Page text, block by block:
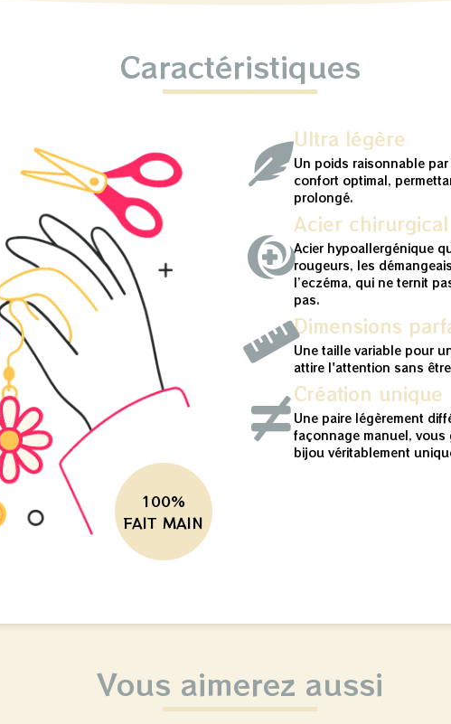
Caractéristiques
100%
FAIT MAIN
Ultra légère
Un poids raisonnable
confort optimal,
prolongé.
Acier chirurgical
Acier hypoallergénique
rougeurs, les
l’eczéma, qui ne ternit
pas.
Dimensions
Une taille variable pour
attire l'attention sans
Création unique
Une paire légèrement
façonnage manuel, vous
bijou véritablement
Vous aimerez aussi